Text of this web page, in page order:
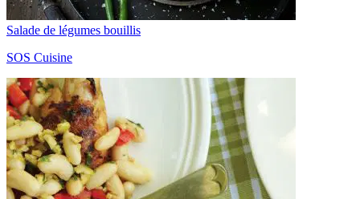
Salade de légumes bouillis
SOS Cuisine